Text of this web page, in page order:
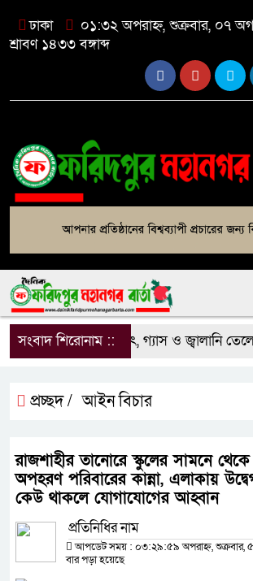
ঢাকা
০১:৩২ অপরাহ্ন, শুক্রবার, ০৭
শ্রাবণ ১৪৩৩ বঙ্গাব্দ
সংবাদ শিরোনাম ::বিদ্যুৎ, গ্যাস ও জ্বালানি
প্রচ্ছদ / আইন বিচার
রাজশাহীর তানোরে স্কুলের সামনে
অপহরণ পরিবারের কান্না, এলাকায়
কেউ থাকলে যোগাযোগের আহ্বান
প্রতিনিধির নাম
আপডেট সময় : ০৩:২৯:৫৯ অপরাহ্ন, শুক্রবার, ৫
বার পড়া হয়েছে